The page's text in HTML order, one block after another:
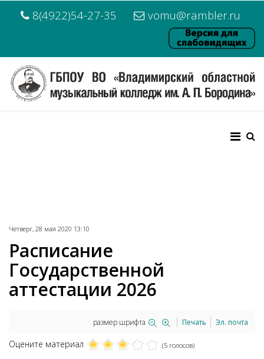
8(4922)54-27-35 vomu@rambler.ru
Четверг, 28 мая 2020 13:10
Расписание
Государственной
аттестации 2026
размер шрифта Печать Эл. почта
Оцените материал (5 голосов)